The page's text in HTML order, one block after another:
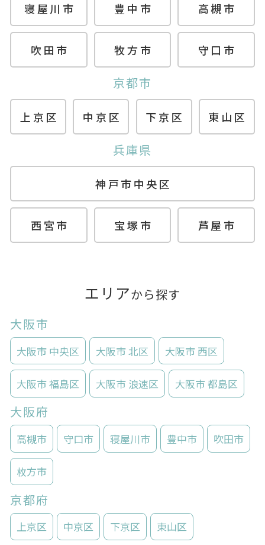
寝屋川市 豊中市 高槻市
吹田市 牧方市 守口市
京都市
上京区 中京区 下京区 東山区
兵庫県
神戸市中央区
西宮市 宝塚市 芦屋市
エリアから探す
大阪市
大阪市 中央区 大阪市 北区 大阪市 西区
大阪市 福島区 大阪市 浪速区 大阪市 都島区
大阪府
高槻市 守口市 寝屋川市 豊中市 吹田市
枚方市
京都府
上京区 中京区 下京区 東山区